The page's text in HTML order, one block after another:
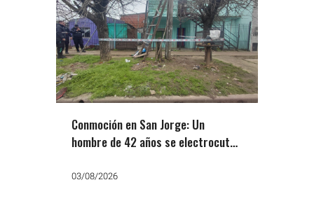
Conmoción en San Jorge: Un
hombre de 42 años se electrocutó
03/08/2026